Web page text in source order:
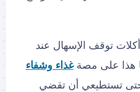
توقف الإسهال عند
هذا على مصةغذاء وشفاء
تستطيعي أن تقضي